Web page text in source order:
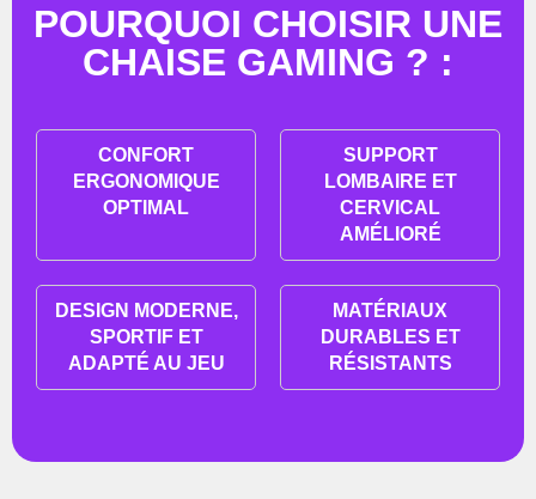
POURQUOI CHOISIR UNE
CHAISE GAMING ? :
CONFORT
ERGONOMIQUE
OPTIMAL
SUPPORT
LOMBAIRE ET
CERVICAL
AMÉLIORÉ
DESIGN MODERNE,
SPORTIF ET
ADAPTÉ AU JEU
MATÉRIAUX
DURABLES ET
RÉSISTANTS